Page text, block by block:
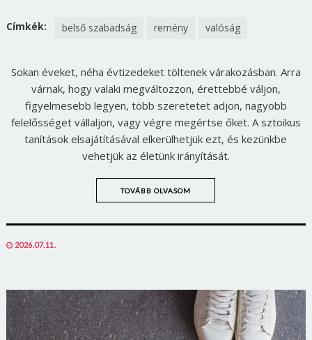
FACEBOOK
TWITTER
Címkék: belső szabadság remény valóság
Sokan éveket, néha évtizedeket töltenek várakozásban. Arra
várnak, hogy valaki megváltozzon, érettebbé váljon,
figyelmesebb legyen, több szeretetet adjon, nagyobb
felelősséget vállaljon, vagy végre megértse őket. A sztoikus
tanítások elsajátításával elkerülhetjük ezt, és kezünkbe
vehetjük az életünk irányítását.
TOVÁBB OLVASOM
POSTED
2026.07.11.
Mégse Bejelentkezés